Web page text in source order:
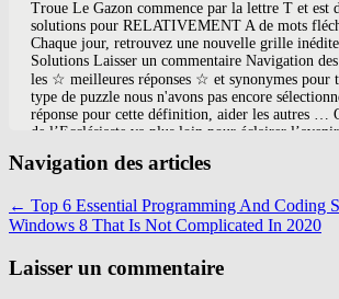
Navigation des articles
← Top 6 Essential Programming And Coding
Windows 8 That Is Not Complicated In 2020
Laisser un commentaire